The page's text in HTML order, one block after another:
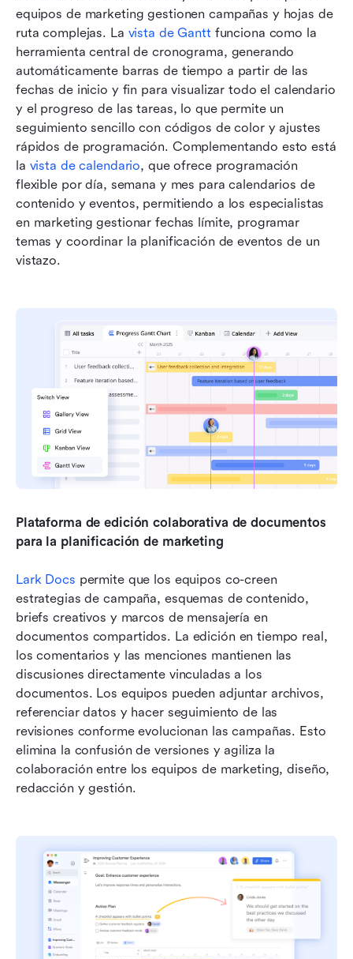
equipos de marketing gestionen campañas y hojas de
ruta complejas. La vista de Gantt funciona como la
herramienta central de cronograma, generando
automáticamente barras de tiempo a partir de las
fechas de inicio y fin para visualizar todo el calendario
y el progreso de las tareas, lo que permite un
seguimiento sencillo con códigos de color y ajustes
rápidos de programación. Complementando esto está
la vista de calendario, que ofrece programación
flexible por día, semana y mes para calendarios de
contenido y eventos, permitiendo a los especialistas
en marketing gestionar fechas límite, programar
temas y coordinar la planificación de eventos de un
vistazo.
Plataforma de edición colaborativa de documentos
para la planificación de marketing
Lark Docs permite que los equipos co-creen
estrategias de campaña, esquemas de contenido,
briefs creativos y marcos de mensajería en
documentos compartidos. La edición en tiempo real,
los comentarios y las menciones mantienen las
discusiones directamente vinculadas a los
documentos. Los equipos pueden adjuntar archivos,
referenciar datos y hacer seguimiento de las
revisiones conforme evolucionan las campañas. Esto
elimina la confusión de versiones y agiliza la
colaboración entre los equipos de marketing, diseño,
redacción y gestión.